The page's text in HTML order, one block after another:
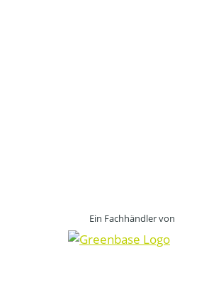
Ein Fachhändler von